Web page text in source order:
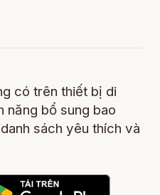
có trên thiết bị di
năng bổ sung bao
sách yêu thích và